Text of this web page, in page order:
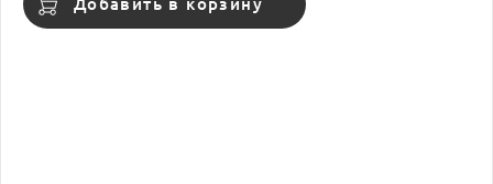
Добавить в корзину